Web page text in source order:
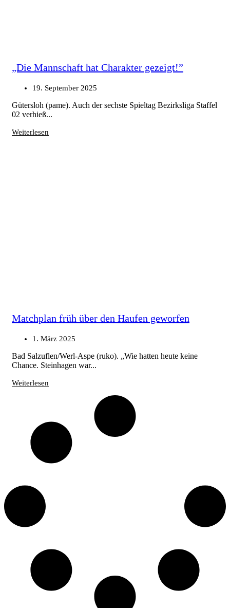
„Die Mannschaft hat Charakter gezeigt!”
19. September 2025
Gütersloh (pame). Auch der sechste Spieltag Bezirksliga Staffel
02 verhieß...
Weiterlesen
Matchplan früh über den Haufen geworfen
1. März 2025
Bad Salzuflen/Werl-Aspe (ruko). „Wie hatten heute keine
Chance. Steinhagen war...
Weiterlesen